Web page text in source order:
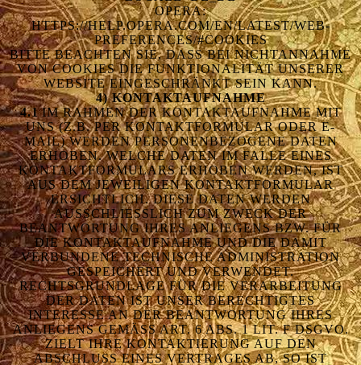
OPERA:
HTTPS://HELP.OPERA.COM/EN/LATEST/WEB-
PREFERENCES/#COOKIES
BITTE BEACHTEN SIE, DASS BEI NICHTANNAHME
VON COOKIES DIE FUNKTIONALITÄT UNSERER
WEBSITE EINGESCHRÄNKT SEIN KANN.
4) KONTAKTAUFNAHME
4.1IM RAHMEN DER KONTAKTAUFNAHME MIT
UNS (Z.B. PER KONTAKTFORMULAR ODER E-
MAIL) WERDEN PERSONENBEZOGENE DATEN
ERHOBEN. WELCHE DATEN IM FALLE EINES
KONTAKTFORMULARS ERHOBEN WERDEN, IST
AUS DEM JEWEILIGEN KONTAKTFORMULAR
ERSICHTLICH. DIESE DATEN WERDEN
AUSSCHLIESSLICH ZUM ZWECK DER B
EANTWORTUNG IHRES ANLIEGENS BZW. FÜR D
IE KONTAKTAUFNAHME UND DIE DAMIT V
ERBUNDENE TECHNISCHE ADMINISTRATION G
ESPEICHERT UND VERWENDET. R
ECHTSGRUNDLAGE FÜR DIE VERARBEITUNG D
ER DATEN IST UNSER BERECHTIGTES I
NTERESSE AN DER BEANTWORTUNG IHRES A
NLIEGENS GEMÄSS ART. 6 ABS. 1 LIT. F DSGVO. ZI
ELT IHRE KONTAKTIERUNG AUF DEN AB
SCHLUSS EINES VERTRAGES AB, SO IST ZU